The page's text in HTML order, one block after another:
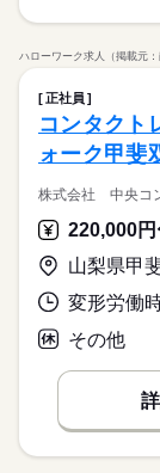
ハローワーク求人（掲載元：
正社員
コンタクト
ォーク甲斐
株式会社 中央コ
山梨県甲
その他